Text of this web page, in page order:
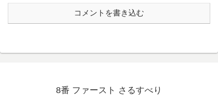
コメントを書き込む
8番 ファースト さるすべり